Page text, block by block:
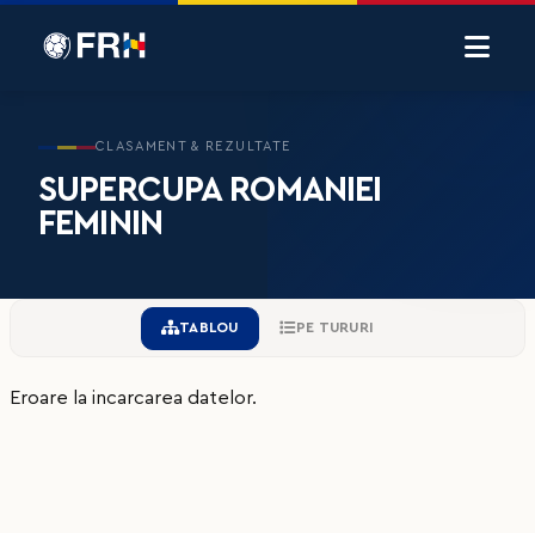
CLASAMENT & REZULTATE
SUPERCUPA ROMANIEI
FEMININ
TABLOU PE TURURI
Eroare la incarcarea datelor.